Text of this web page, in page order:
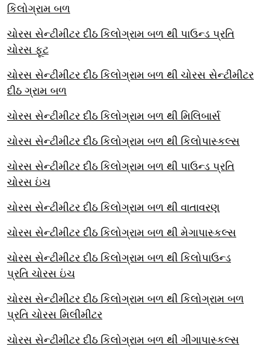
કિલોગ્રામ બળ
ચોરસ સેન્ટીમીટર દીઠ કિલોગ્રામ બળ થી પાઉન્ડ પ્રતિ
ચોરસ ફૂટ
ચોરસ સેન્ટીમીટર દીઠ કિલોગ્રામ બળ થી ચોરસ સેન્ટીમીટર
દીઠ ગ્રામ બળ
ચોરસ સેન્ટીમીટર દીઠ કિલોગ્રામ બળ થી મિલિબાર્સ
ચોરસ સેન્ટીમીટર દીઠ કિલોગ્રામ બળ થી કિલોપાસ્કલ્સ
ચોરસ સેન્ટીમીટર દીઠ કિલોગ્રામ બળ થી પાઉન્ડ પ્રતિ
ચોરસ ઇંચ
ચોરસ સેન્ટીમીટર દીઠ કિલોગ્રામ બળ થી વાતાવરણ
ચોરસ સેન્ટીમીટર દીઠ કિલોગ્રામ બળ થી મેગાપાસ્કલ્સ
ચોરસ સેન્ટીમીટર દીઠ કિલોગ્રામ બળ થી કિલોપાઉન્ડ
પ્રતિ ચોરસ ઇંચ
ચોરસ સેન્ટીમીટર દીઠ કિલોગ્રામ બળ થી કિલોગ્રામ બળ
પ્રતિ ચોરસ મિલીમીટર
ચોરસ સેન્ટીમીટર દીઠ કિલોગ્રામ બળ થી ગીગાપાસ્કલ્સ